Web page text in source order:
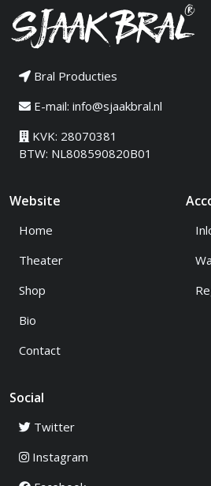
Bral Producties
E-mail: info@sjaakbral.nl
KVK: 28070381
BTW: NL808590820B01
Website
Home
Theater
Shop
Bio
Contact
Social
Twitter
Instagram